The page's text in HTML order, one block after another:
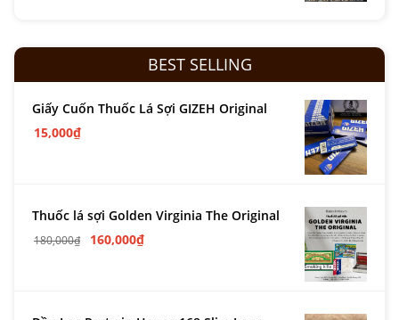
BEST SELLING
Giấy Cuốn Thuốc Lá Sợi GIZEH Original
15,000₫
Thuốc lá sợi Golden Virginia The Original
180,000₫ 160,000₫